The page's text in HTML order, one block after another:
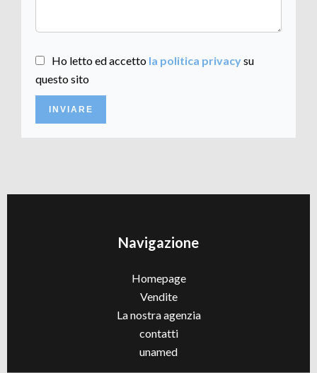
Ho letto ed accetto la politica privacysu
questo sito
INVIARE
Navigazione
Homepage
Vendite
La nostra agenzia
contatti
unamed